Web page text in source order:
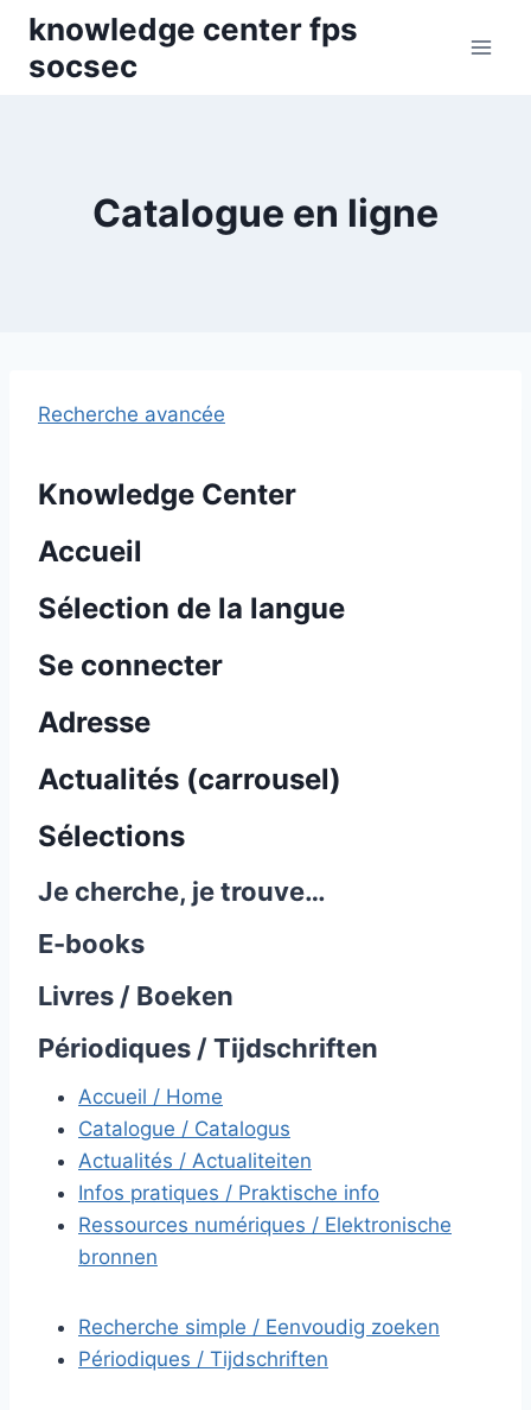
Skip
content
knowledge center fps
socsec
Catalogue en ligne
Recherche avancée
Knowledge Center
Accueil
Sélection de la langue
Se connecter
Adresse
Actualités (carrousel)
Sélections
Je cherche, je trouve…
E-books
Livres / Boeken
Périodiques / Tijdschriften
Accueil / Home
Catalogue / Catalogus
Actualités / Actualiteiten
Infos pratiques / Praktische info
Ressources numériques / Elektronische
bronnen
Recherche simple / Eenvoudig zoeken
Périodiques / Tijdschriften